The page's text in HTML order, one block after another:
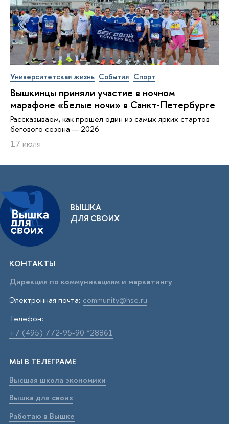
Университетская жизнь События Спорт
Вышкинцы приняли участие в ночном
марафоне «Белые ночи» в Санкт-Петербурге
Рассказываем, как прошел один из самых ярких стартов
бегового сезона — 2026
17 июля
ВЫШКА
ДЛЯ СВОИХ
КОНТАКТЫ
Дирекция по коммуникациям и маркетингу
Электронная почта: community@hse.ru
Телефон:
+7 (495) 772-95-90 *28861
МЫ В ТЕЛЕГРАМЕ
Высшая школа экономики
Вышка для своих
Работаю в Вышке